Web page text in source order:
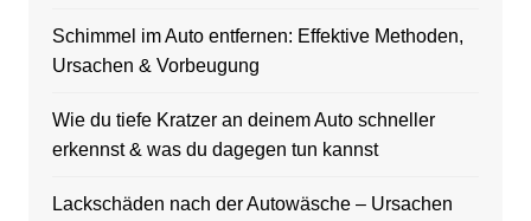
Schimmel im Auto entfernen: Effektive Methoden,
Ursachen & Vorbeugung
Wie du tiefe Kratzer an deinem Auto schneller
erkennst & was du dagegen tun kannst
Lackschäden nach der Autowäsche – Ursachen